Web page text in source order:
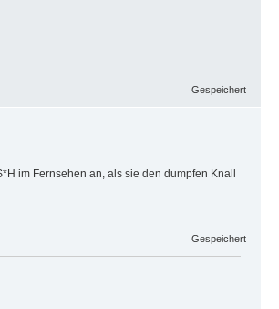
Gespeichert
im Fernsehen an, als sie den dumpfen Knall
Gespeichert